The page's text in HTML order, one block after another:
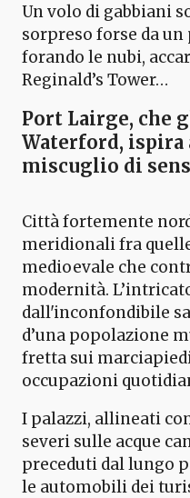
Un volo di gabbiani
sorpreso forse da
forando le nubi,
Reginald’s Tower…
Port Lairge, che
Waterford, ispira
miscuglio di
Città fortemente
meridionali fra
medioevale che
modernità.
dall'inconfondibile
d’una popolazione
fretta sui
occupazioni
I palazzi, allineati
severi sulle acque
preceduti dal lungo
le automobili dei